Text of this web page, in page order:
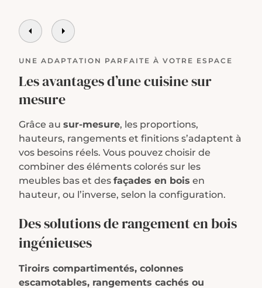
UNE ADAPTATION PARFAITE À VOTRE ESPACE
Les avantages d’une cuisine sur
mesure
Grâce au sur-mesure, les proportions,
hauteurs, rangements et finitions s’adaptent à
vos besoins réels. Vous pouvez choisir de
combiner des éléments colorés sur les
meubles bas et des façades en bois en
hauteur, ou l’inverse, selon la configuration.
Des solutions de rangement en bois
ingénieuses
Tiroirs compartimentés, colonnes
escamotables, rangements cachés ou